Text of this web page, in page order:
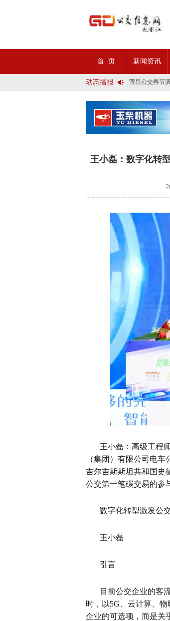
首 页 新闻资讯
动态播报
第九届公交都
石河子市公交
宜昌公交春节
创新 实践 沟
岁月为鉴人民
今日生效！新
交通运输部、
2025市民出行
石河子市公交
宜昌公交春节
传承张謇精神
岁月为鉴人民
今日生效！新
王小磊：数字化转
王小磊：高级工程
（集团）有限公司电
吉尔吉斯斯坦共和国史
公交第一笔碳交易的参
数字化转型激发公
王小磊
引言
目前公交企业的客
时，以5G 、云计算、
企业的可选项，而是关